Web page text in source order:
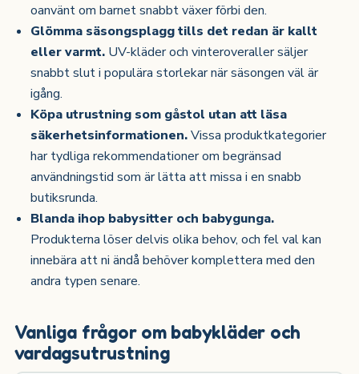
oanvänt om barnet snabbt växer förbi den.
Glömma säsongsplagg tills det redan är kallt
eller varmt. UV-kläder och vinteroveraller säljer
snabbt slut i populära storlekar när säsongen väl är
igång.
Köpa utrustning som gåstol utan att läsa
säkerhetsinformationen.Vissa produktkategorier
har tydliga rekommendationer om begränsad
användningstid som är lätta att missa i en snabb
butiksrunda.
Blanda ihop babysitter och babygunga.
Produkterna löser delvis olika behov, och fel val kan
innebära att ni ändå behöver komplettera med den
andra typen senare.
Vanliga frågor om babykläder och
vardagsutrustning